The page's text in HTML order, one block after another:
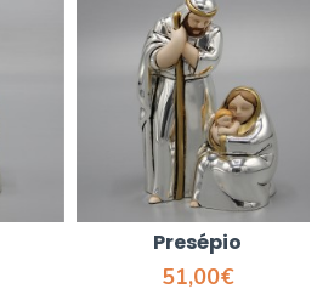
Presépio
51,00€